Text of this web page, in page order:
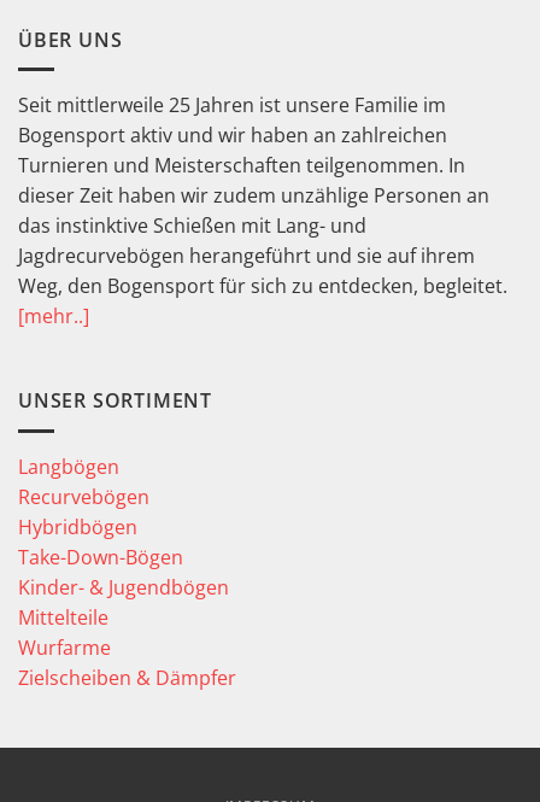
ÜBER UNS
Seit mittlerweile 25 Jahren ist unsere Familie im
Bogensport aktiv und wir haben an zahlreichen
Turnieren und Meisterschaften teilgenommen. In
dieser Zeit haben wir zudem unzählige Personen an
das instinktive Schießen mit Lang- und
Jagdrecurvebögen herangeführt und sie auf ihrem
Weg, den Bogensport für sich zu entdecken, begleitet.
[mehr..]
UNSER SORTIMENT
Langbögen
Recurvebögen
Hybridbögen
Take-Down-Bögen
Kinder- & Jugendbögen
Mittelteile
Wurfarme
Zielscheiben & Dämpfer